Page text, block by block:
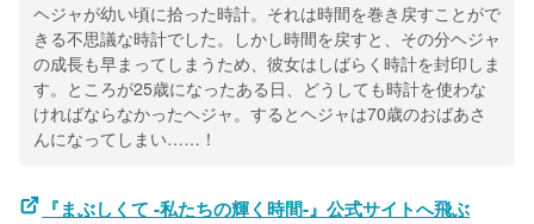
ヘジャが幼い頃に拾った時計。それは時間を巻き戻すことがで
きる不思議な時計でした。しかし時間を戻すと、その分ヘジャ
の成長も早まってしまうため、彼女はしばらく時計を封印しま
す。ところが25歳になったある日、どうしても時計を使わな
ければならなかったヘジャ。するとヘジャは70歳のおばあさ
んになってしまい……！
『まぶしくて -私たちの輝く時間-』公式サイトへ飛ぶ